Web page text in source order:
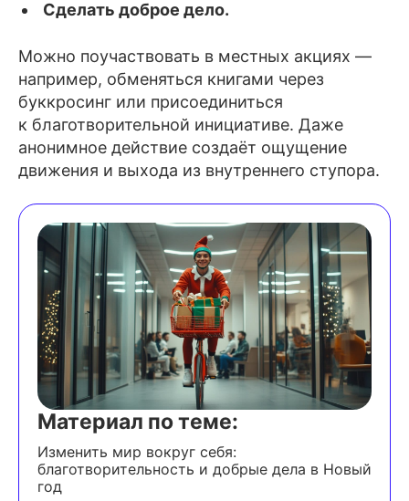
Сделать доброе дело.
Можно поучаствовать в местных акциях —
например, обменяться книгами через
буккросинг или присоединиться
к благотворительной инициативе. Даже
анонимное действие создаёт ощущение
движения и выхода из внутреннего ступора.
Материал по теме:
Изменить мир вокруг себя:
благотворительность и добрые дела в Новый
год